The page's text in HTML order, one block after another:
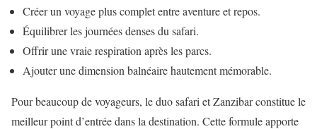
Créer un voyage plus complet entre aventure et repos.
Équilibrer les journées denses du safari.
Offrir une vraie respiration après les parcs.
Ajouter une dimension balnéaire hautement mémorable.
Pour beaucoup de voyageurs, le duo safari et Zanzibar constitue le
meilleur point d’entrée dans la destination. Cette formule apporte